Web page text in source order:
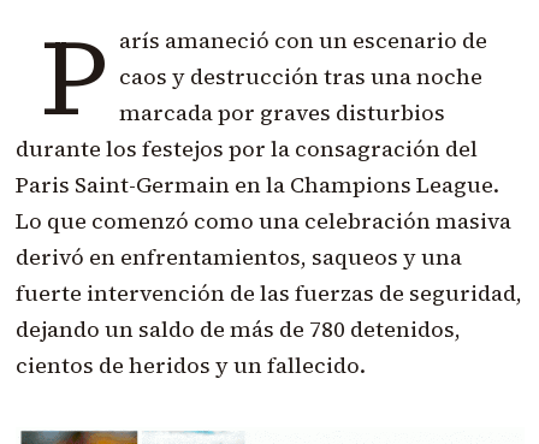
P arís amaneció con un escenario de
caos y destrucción tras una noche
marcada por graves disturbios
durante los festejos por la consagración del
Paris Saint-Germain en la Champions League.
Lo que comenzó como una celebración masiva
derivó en enfrentamientos, saqueos y una
fuerte intervención de las fuerzas de seguridad,
dejando un saldo de más de 780 detenidos,
cientos de heridos y un fallecido.